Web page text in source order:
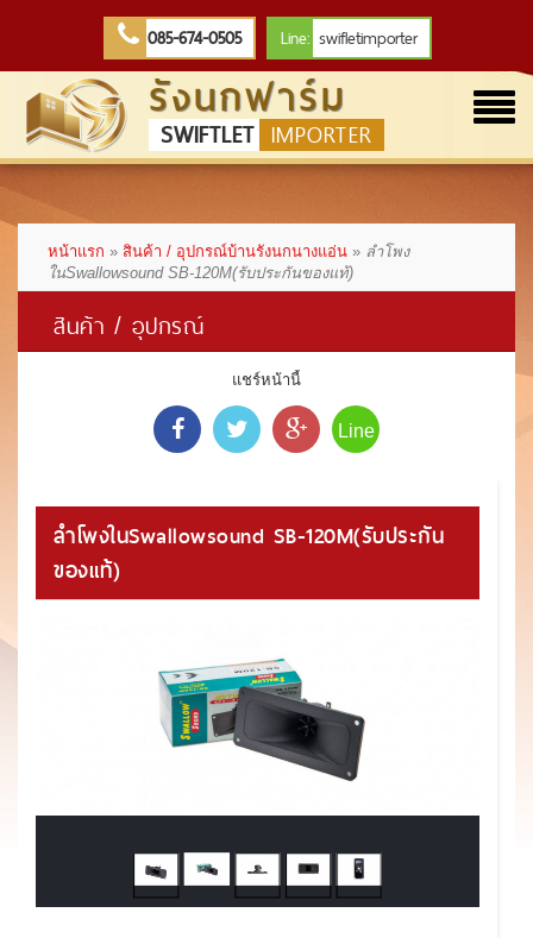
085-674-0505 Line: swifletimporter
รังนกฟาร์ม
SWIFTLET IMPORTER
หน้าแรก » สินค้า / อุปกรณ์บ้านรังนกนางแอ่น » ลำโพง
ในSwallowsound SB-120M(รับประกันของแท้)
สินค้า / อุปกรณ์
แชร์หน้านี้
Line
ลำโพงในSwallowsound SB-120M(รับประกัน
ของแท้)